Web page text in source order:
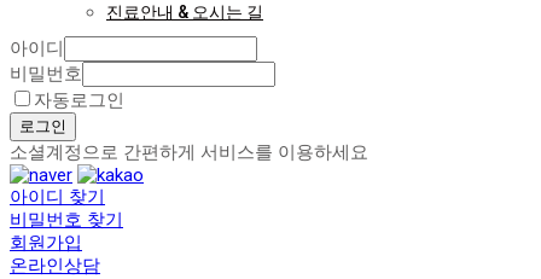
진료안내 & 오시는 길
아이디
비밀번호
자동로그인
로그인
소셜계정으로 간편하게 서비스를 이용하세요
아이디 찾기
비밀번호 찾기
회원가입
온라인상담